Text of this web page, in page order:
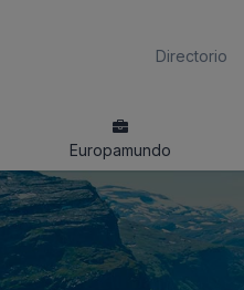
Directorio
Europamundo